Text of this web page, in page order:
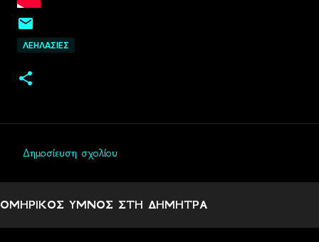
ΛΕΗΛΑΣΙΕΣ
ό
λ
Δημοσίευση σχολίου
ΟΜΗΡΙΚΟΣ ΥΜΝΟΣ ΣΤΗ ΔΗΜΗΤΡΑ